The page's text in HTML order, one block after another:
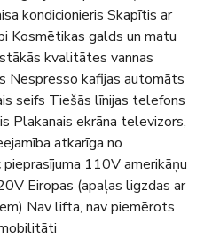
kondicionieris Skapītis ar
Kosmētikas galds un matu
kvalitātes vannas
Nespresso kafijas automāts
seifs Tiešās līnijas telefons
Plakanais ekrāna televizors,
atkarīga no
pieprasījuma 110V amerikāņu
Eiropas (apaļas ligzdas ar
Nav lifta, nav piemērots